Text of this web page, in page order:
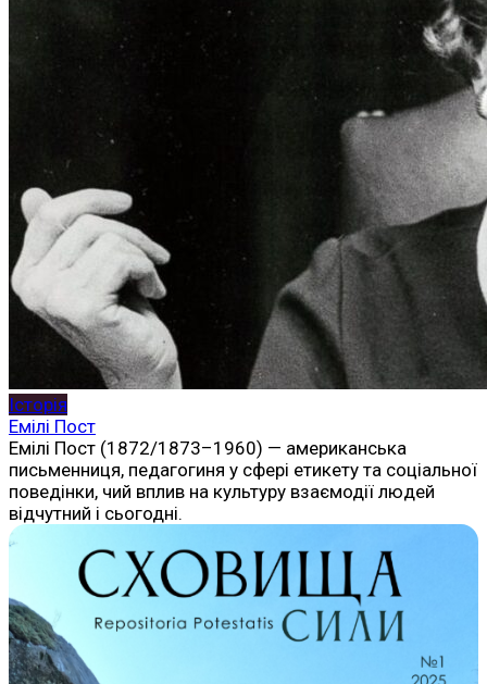
Історія
Емілі Пост
Емілі Пост (1872/1873–1960) — американська
письменниця, педагогиня у сфері етикету та соціальної
поведінки, чий вплив на культуру взаємодії людей
відчутний і сьогодні.